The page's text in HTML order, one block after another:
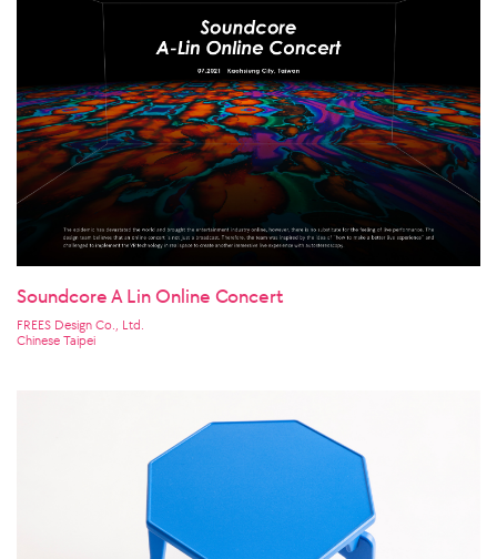
Soundcore A Lin Online Concert
FREES Design Co., Ltd.
Chinese Taipei